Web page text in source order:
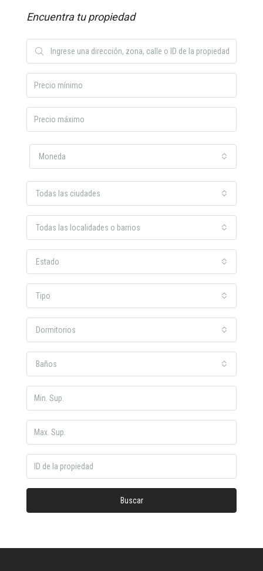
Encuentra tu propiedad
Moneda
Todas las ciudades
Todas las localidades o barrios
Estado
Tipo
Dormitorios
Baños
Buscar